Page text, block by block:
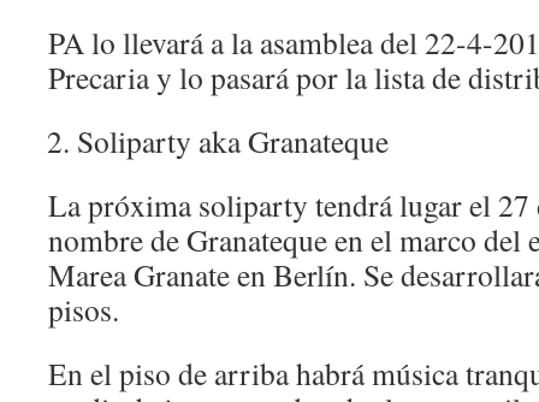
PA lo llevará a la asamblea del 22-4-
Precaria y lo pasará por la lista de
Soliparty aka Granateque
La próxima soliparty tendrá lugar el 27
nombre de Granateque en el marco del
Marea Granate en Berlín. Se
pisos.
En el piso de arriba habrá música